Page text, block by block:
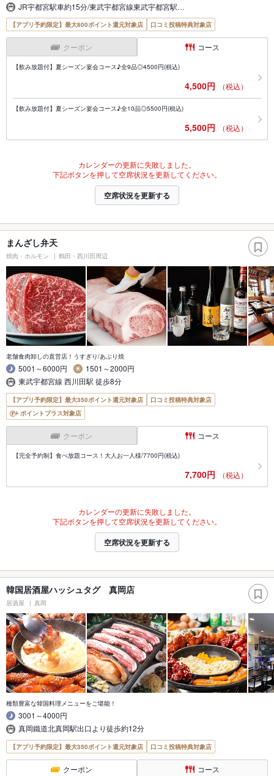
JR宇都宮駅車約15分/東武宇都宮線東武宇都宮駅…
【アプリ予約限定】最大800ポイント還元対象店 口コミ投稿特典対象店
クーポン コース
【飲み放題付】夏シーズン宴会コース♪全9品◎4500円(税込)
4,500円 （税込）
【飲み放題付】夏シーズン宴会コース♪全10品◎5500円(税込)
5,500円 （税込）
カレンダーの更新に失敗しました。
下記ボタンを押して空席状況を更新してください。
空席状況を更新する
まんざし弁天
焼肉・ホルモン 鶴田・西川田周辺
老舗食肉卸しの直営店！うすぎり/あぶり焼
5001～6000円
1501～2000円
東武宇都宮線 西川田駅 徒歩8分
【アプリ予約限定】最大350ポイント還元対象店
口コミ投稿特典対象店
ポイントプラス対象店
クーポン コース
【完全予約制】食べ放題コース！大人お一人様/7700円(税込)
7,700円 （税込）
カレンダーの更新に失敗しました。
下記ボタンを押して空席状況を更新してください。
空席状況を更新する
韓国居酒屋ハッシュタグ 真岡店
居酒屋 真岡
種類豊富な韓国料理メニューをご堪能！
3001～4000円
真岡鐵道北真岡駅出口より徒歩約12分
【アプリ予約限定】最大350ポイント還元対象店 口コミ投稿特典対象店
クーポン コース